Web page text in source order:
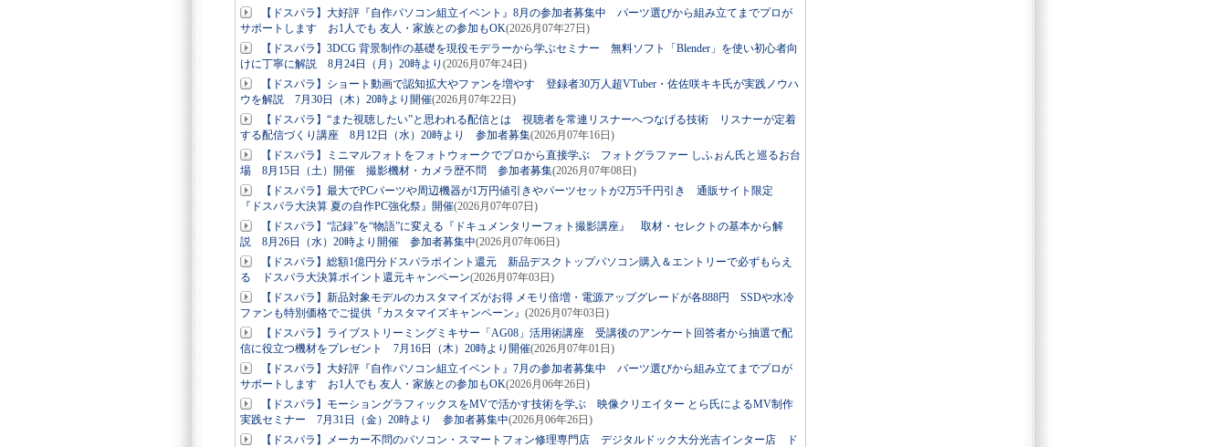
【ドスパラ】大好評『自作パソコン組立イベント』8月の参加者募集中 パーツ選びから組み立てまでプロが
サポートします お1人でも 友人・家族との参加もOK(2026月07年27日)
【ドスパラ】3DCG 背景制作の基礎を現役モデラーから学ぶセミナー 無料ソフト「Blender」を使い初心者向
けに丁寧に解説 8月24日（月）20時より (2026月07年24日)
【ドスパラ】ショート動画で認知拡大やファンを増やす 登録者30万人超VTuber・佐佐咲キキ氏が実践ノウハ
ウを解説 7月30日（木）20時より開催(2026月07年22日)
【ドスパラ】“また視聴したい”と思われる配信とは 視聴者を常連リスナーへつなげる技術 リスナーが定着
する配信づくり講座 8月12日（水）20時より 参加者募集(2026月07年16日)
【ドスパラ】ミニマルフォトをフォトウォークでプロから直接学ぶ フォトグラファー しふぉん氏と巡るお台
場 8月15日（土）開催 撮影機材・カメラ歴不問 参加者募集(2026月07年08日)
【ドスパラ】最大でPCパーツや周辺機器が1万円値引きやパーツセットが2万5千円引き 通販サイト限定
『ドスパラ大決算 夏の自作PC強化祭』開催(2026月07年07日)
【ドスパラ】“記録”を“物語”に変える『ドキュメンタリーフォト撮影講座』 取材・セレクトの基本から解
説 8月26日（水）20時より開催 参加者募集中(2026月07年06日)
【ドスパラ】総額1億円分ドスパラポイント還元 新品デスクトップパソコン購入＆エントリーで必ずもらえ
る ドスパラ大決算ポイント還元キャンペーン(2026月07年03日)
【ドスパラ】新品対象モデルのカスタマイズがお得 メモリ倍増・電源アップグレードが各888円 SSDや水冷
ファンも特別価格でご提供『カスタマイズキャンペーン』 (2026月07年03日)
【ドスパラ】ライブストリーミングミキサー「AG08」活用術講座 受講後のアンケート回答者から抽選で配
信に役立つ機材をプレゼント 7月16日（木）20時より開催(2026月07年01日)
【ドスパラ】大好評『自作パソコン組立イベント』7月の参加者募集中 パーツ選びから組み立てまでプロが
サポートします お1人でも 友人・家族との参加もOK(2026月06年26日)
【ドスパラ】モーショングラフィックスをMVで活かす技術を学ぶ 映像クリエイター とら氏によるMV制作
実践セミナー 7月31日（金）20時より 参加者募集中(2026月06年26日)
【ドスパラ】メーカー不問のパソコン・スマートフォン修理専門店 デジタルドック大分光吉インター店 ド